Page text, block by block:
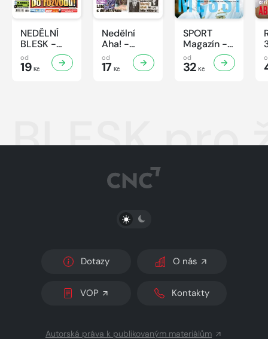
NEDĚLNÍ
BLESK -
32/2026
od
19 Kč
Nedělní
Aha! -
32/2026
od
17 Kč
SPORT
Magazín -
32/2026
od
32 Kč
BLESK
PŘEPNOUT SVĚTLÝ/TMAVÝ REŽIM
Dotazy O nás
VOP Kontakty
Autorská práva k publikovaným materiálům